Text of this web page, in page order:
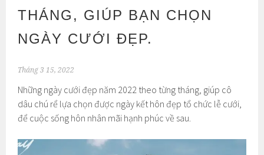
THÁNG, GIÚP BẠN CHỌN
NGÀY CƯỚI ĐẸP.
Tháng 3 15, 2022
Những ngày cưới đẹp năm 2022 theo từng tháng, giúp cô
dâu chú rể lựa chọn được ngày kết hôn đẹp tổ chức lễ cưới,
để cuộc sống hôn nhân mãi hạnh phúc về sau.